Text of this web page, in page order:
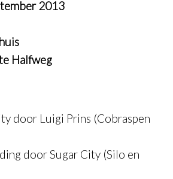
2013
Halfweg
door Luigi Prins (Cobraspen
door Sugar City (Silo en